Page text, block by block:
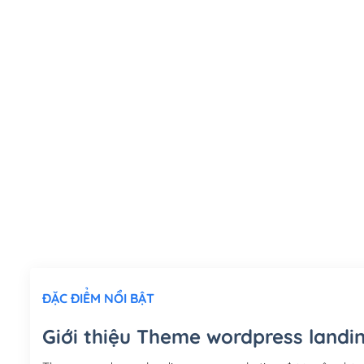
ĐẶC ĐIỂM NỔI BẬT
Giới thiệu Theme wordpress